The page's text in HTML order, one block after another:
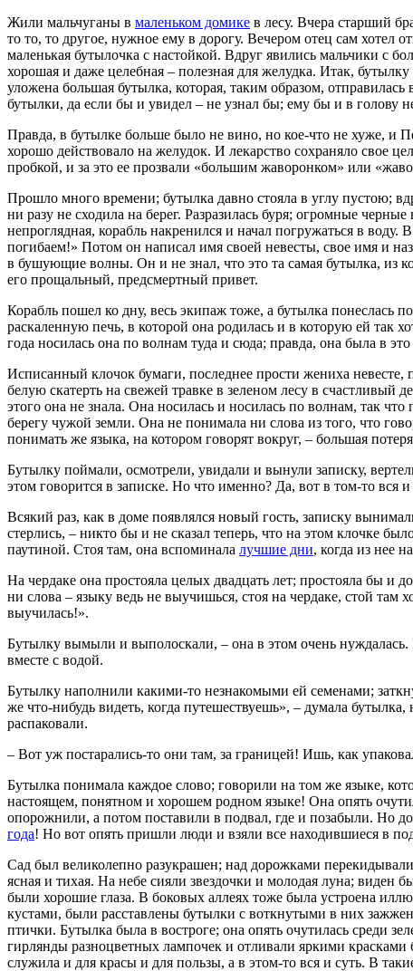
Жили мальчуганы в маленьком домике в лесу. Вчера старший
то то, то другое, нужное ему в дорогу. Вечером отец сам хотел
маленькая бутылочка с настойкой. Вдруг явились мальчики с
хорошая и даже целебная – полезная для желудка. Итак,
уложена большая бутылка, которая, таким образом,
бутылки, да если бы и увидел – не узнал бы; ему бы и в голову
Правда, в бутылке больше было не вино, но кое-что не хуже, и
хорошо действовало на желудок. И лекарство сохраняло свое
пробкой, и за это ее прозвали «большим жаворонком» или
Прошло много времени; бутылка давно стояла в углу пустою;
ни разу не сходила на берег. Разразилась буря; огромные
непроглядная, корабль накренился и начал погружаться в
погибаем!» Потом он написал имя своей невесты, свое имя и
в бушующие волны. Он и не знал, что это та самая бутылка, из
его прощальный, предсмертный привет.
Корабль пошел ко дну, весь экипаж тоже, а бутылка понеслась
раскаленную печь, в которой она родилась и в которую ей так
года носилась она по волнам туда и сюда; правда, она была в
Исписанный клочок бумаги, последнее прости жениха
белую скатерть на свежей травке в зеленом лесу в счастливый
этого она не знала. Она носилась и носилась по волнам, так
берегу чужой земли. Она не понимала ни слова из того, что
понимать же языка, на котором говорят вокруг, – большая
Бутылку поймали, осмотрели, увидали и вынули записку,
этом говорится в записке. Но что именно? Да, вот в том-то
Всякий раз, как в доме появлялся новый гость, записку
стерлись, – никто бы и не сказал теперь, что на этом клочке
паутиной. Стоя там, она вспоминала лучшие дни, когда из нее
На чердаке она простояла целых двадцать лет; простояла бы
ни слова – языку ведь не выучишься, стоя на чердаке, стой там
выучилась!».
Бутылку вымыли и выполоскали, – она в этом очень нуждалась.
вместе с водой.
Бутылку наполнили какими-то незнакомыми ей семенами;
же что-нибудь видеть, когда путешествуешь», – думала
распаковали.
– Вот уж постарались-то они там, за границей! Ишь, как
Бутылка понимала каждое слово; говорили на том же языке,
настоящем, понятном и хорошем родном языке! Она опять
опорожнили, а потом поставили в подвал, где и позабыли. Но
года! Но вот опять пришли люди и взяли все находившиеся в
Сад был великолепно разукрашен; над дорожками
ясная и тихая. На небе сияли звездочки и молодая луна; виден
были хорошие глаза. В боковых аллеях тоже была устроена
кустами, были расставлены бутылки с воткнутыми в них
птички. Бутылка была в востроге; она опять очутилась среди
гирлянды разноцветных лампочек и отливали яркими
служила и для красы и для пользы, а в этом-то вся и суть. В